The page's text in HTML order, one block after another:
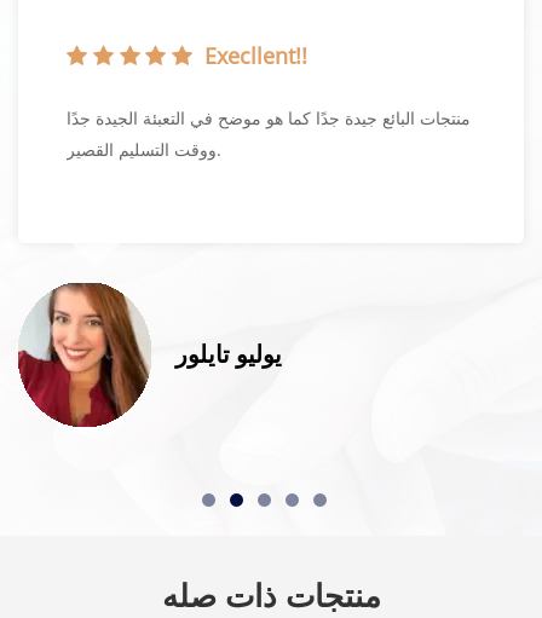
Execllent!!
منتجات البائع جيدة جدًا كما هو موضح في التعبئة الجيدة جدًا
ووقت التسليم القصير.
يوليو تايلور
منتجات ذات صله